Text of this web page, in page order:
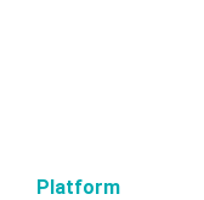
Platform